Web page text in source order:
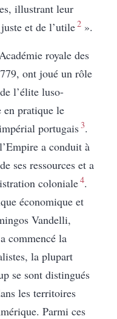
illustrant leur
et de l’utile2».
royale des
ont joué un rôle
l’élite luso-
pratique le
portugais 3.
a conduit à
ses ressources et a
coloniale4.
économique et
Vandelli,
commencé la
la plupart
se sont distingués
les territoires
Parmi ces